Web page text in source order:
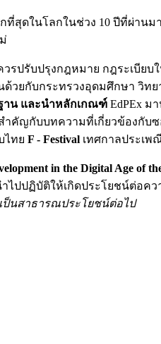
ดในโลกในช่วง 10 ปีที่ผ่านม
รปรับปรุงกฎหมาย กฎระเบีย
นด้วยกับกระทรวงอุดมศึกษา
าน และนำหลักเกณฑ์ EdPEx ม
คัญกับบทความที่เกี่ยวข้องกับ
ไทย F - Festival เทศกาลประเพ
in the Digital Age of
ไปปฏิบัติให้เกิดประโยชน์ต่อค
ป็นสาธารณประโยชน์ต่อไป